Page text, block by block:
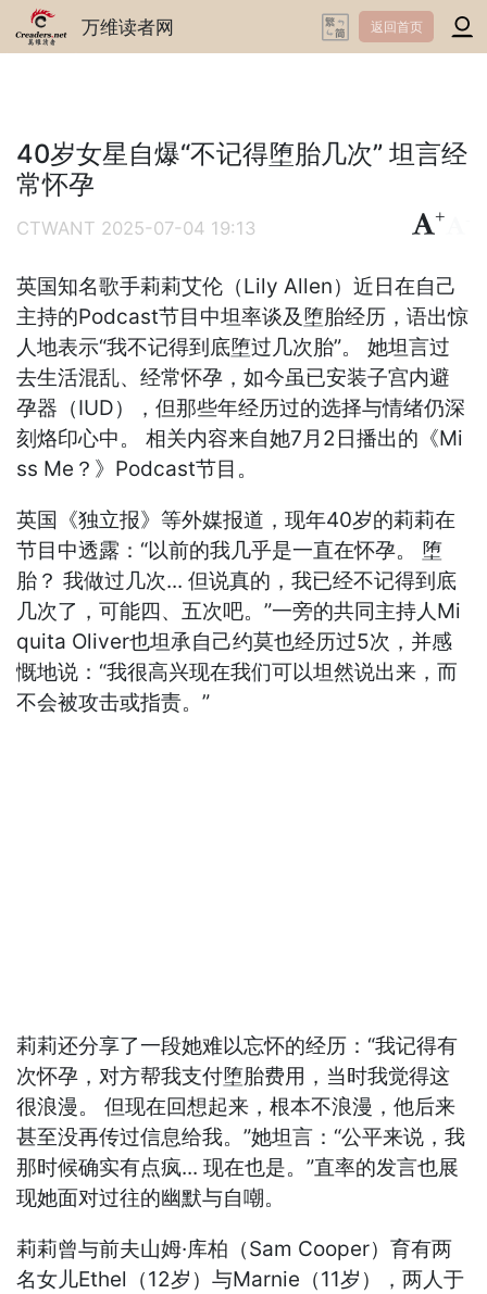
万维读者网 返回首页
40岁女星自爆“不记得堕胎几次” 坦言经
常怀孕
CTWANT 2025-07-04 19:13
+
英国知名歌手莉莉艾伦（Lily Allen）近日在自己
主持的Podcast节目中坦率谈及堕胎经历，语出惊
人地表示“我不记得到底堕过几次胎”。 她坦言过
去生活混乱、经常怀孕，如今虽已安装子宫内避
孕器（IUD），但那些年经历过的选择与情绪仍深
刻烙印心中。 相关内容来自她7月2日播出的《Mi
ss Me？》Podcast节目。
英国《独立报》等外媒报道，现年40岁的莉莉在
节目中透露：“以前的我几乎是一直在怀孕。 堕
胎？ 我做过几次... 但说真的，我已经不记得到底
几次了，可能四、五次吧。”一旁的共同主持人Mi
quita Oliver也坦承自己约莫也经历过5次，并感
慨地说：“我很高兴现在我们可以坦然说出来，而
不会被攻击或指责。”
莉莉还分享了一段她难以忘怀的经历：“我记得有
次怀孕，对方帮我支付堕胎费用，当时我觉得这
很浪漫。 但现在回想起来，根本不浪漫，他后来
甚至没再传过信息给我。”她坦言：“公平来说，我
那时候确实有点疯... 现在也是。”直率的发言也展
现她面对过往的幽默与自嘲。
莉莉曾与前夫山姆·库柏（Sam Cooper）育有两
名女儿Ethel（12岁）与Marnie（11岁），两人于